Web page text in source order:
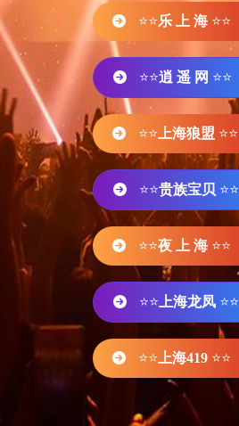
⭐⭐乐 上 海 ⭐⭐
⭐⭐逍 遥 网 ⭐⭐
⭐⭐ 上海狼盟 ⭐⭐
⭐⭐贵族宝贝 ⭐⭐
⭐⭐夜 上 海 ⭐⭐
⭐⭐ 上海龙凤 ⭐⭐
⭐⭐ 上海419 ⭐⭐